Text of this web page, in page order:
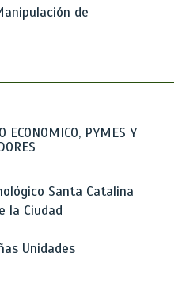
de
ECONOMICO, PYMES Y
Santa Catalina
la Ciudad
Unidades